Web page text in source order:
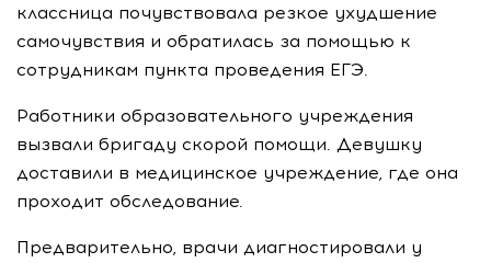
классница почувствовала резкое ухудшение
самочувствия и обратилась за помощью к
сотрудникам пункта проведения ЕГЭ.
Работники образовательного учреждения
вызвали бригаду скорой помощи. Девушку
доставили в медицинское учреждение, где она
проходит обследование.
Предварительно, врачи диагностировали у